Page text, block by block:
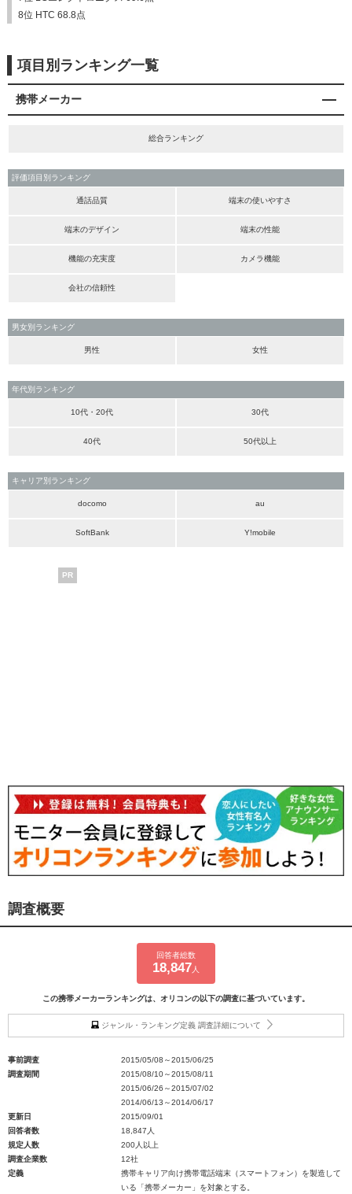
8位 HTC 68.8点
項目別ランキング一覧
携帯メーカー
総合ランキング
評価項目別ランキング
通話品質 端末の使いやすさ
端末のデザイン 端末の性能
機能の充実度 カメラ機能
会社の信頼性
男女別ランキング
男性 女性
年代別ランキング
10代・20代 30代
40代 50代以上
キャリア別ランキング
docomo au
SoftBank Y!mobile
PR
調査概要
回答者総数
18,847 人
この携帯メーカーランキングは、オリコンの以下の調査に基づいています。
ジャンル・ランキング定義 調査詳細について
事前調査
2015/05/08～2015/06/25
調査期間
2015/08/10～2015/08/11
2015/06/26～2015/07/02
2014/06/13～2014/06/17
更新日
2015/09/01
回答者数
18,847人
規定人数
200人以上
調査企業数
12社
定義
携帯キャリア向け携帯電話端末（スマートフォン）を製造して
いる「携帯メーカー」を対象とする。